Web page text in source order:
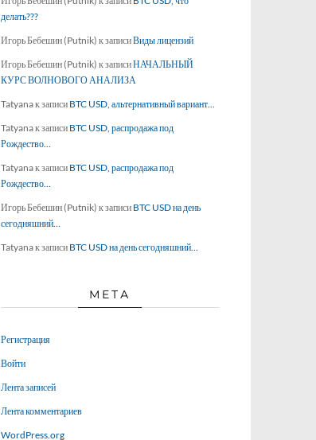
делать???
Игорь Бебешин (Putnik) к записиВиды лицензий
Игорь Бебешин (Putnik) к записиНАЧАЛЬНЫЙ
КУРС ВОЛНОВОГО АНАЛИЗА
Tatyanaк записи BTC USD, альтернативный вариант…
Tatyanaк записи BTC USD, распродажа под
Рождество…
Tatyanaк записи BTC USD, распродажа под
Рождество…
Игорь Бебешин (Putnik) к записи BTC USD на день
сегодняшний…
Tatyanaк записи BTC USD на день сегодняшний…
МЕТА
Регистрация
Войти
Лента записей
Лента комментариев
WordPress.org